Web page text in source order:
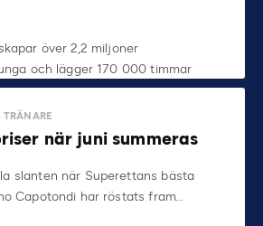
över 2,2 miljoner
och lägger 170 000 timmar
TRÄNARE
när juni summeras
slanten när Superettans bästa
Capotondi har röstats fram…